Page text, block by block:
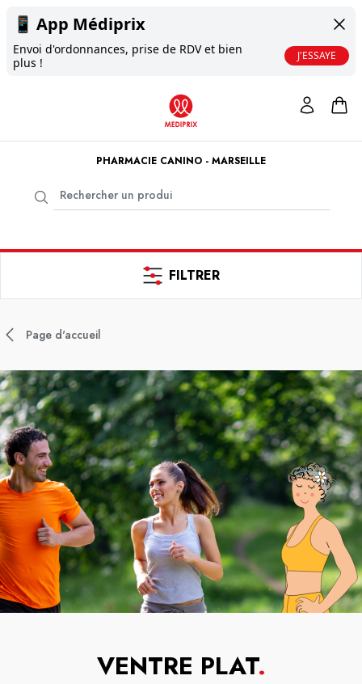
📱 App Médiprix
Envoi d'ordonnances, prise de RDV et bien
plus !
J'ESSAYE
PHARMACIE CANINO - MARSEILLE
FILTRER
Page d'accueil
VENTRE PLAT.